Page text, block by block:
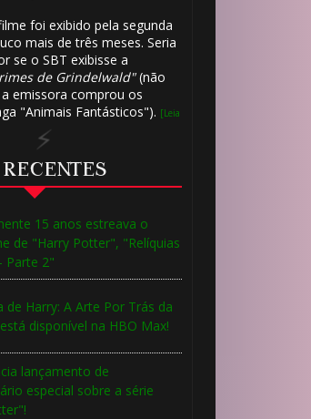
foi exibido pela segunda
mais de três meses. Seria
se o SBT exibisse a
de Grindelwald"(não
emissora comprou os
"Animais Fantásticos"). [Leia
15 anos estreava o
de "Harry Potter", "Relíquias
Parte 2"
de Harry: A Arte Por Trás da
disponível na HBO Max!
lançamento de
especial sobre a série
🎂
1️⃣ 8️⃣